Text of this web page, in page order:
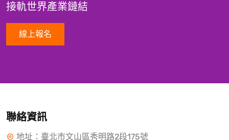
接軌世界產業鏈結
線上報名
聯絡資訊
地址：臺北市文山區秀明路2段175號